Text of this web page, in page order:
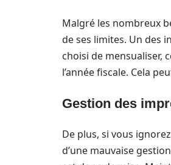
Malgré les nombreux
de ses limites. Un des
choisi de mensualiser,
l’année fiscale. Cela
Gestion des
De plus, si vous
d’une mauvaise